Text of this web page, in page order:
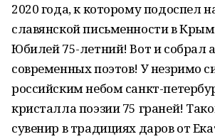
2020 года, к которому подоспел
славянской письменности в
Юбилей 75-летний! Вот и собрал
современных поэтов! У незримо
российским небом санкт-
кристалла поэзии 75 граней!
сувенир в традициях даров от